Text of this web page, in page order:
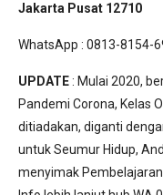
Jakarta Pusat 12710
WhatsApp : 0813-8154-
UPDATE: Mulai 2020,
Pandemi Corona, Kelas
ditiadakan, diganti
untuk Seumur Hidup,
menyimak